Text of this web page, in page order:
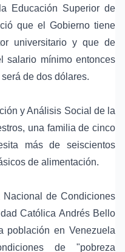
Educación Superior de
que el Gobierno tiene
universitario y que de
salario mínimo entonces
de dos dólares.
y Análisis Social de la
, una familia de cinco
más de seiscientos
de alimentación.
de Condiciones
Católica Andrés Bello
población en Venezuela
de "pobreza